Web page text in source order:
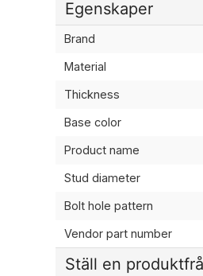
Egenskaper
Brand
Material
Thickness
Base color
Product name
Stud diameter
Bolt hole pattern
Vendor part number
Ställ en